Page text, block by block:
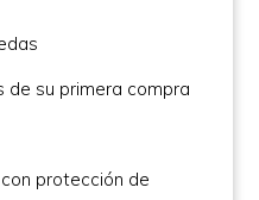
su primera compra
protección de